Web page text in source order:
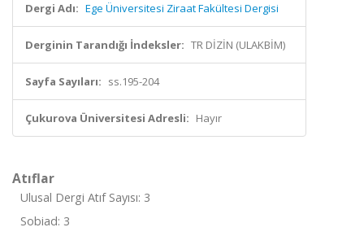
Dergi Adı: Ege Üniversitesi Ziraat Fakültesi Dergisi
Derginin Tarandığı İndeksler: TR DİZİN (ULAKBİM)
Sayfa Sayıları: ss.195-204
Çukurova Üniversitesi Adresli: Hayır
Atıflar
Ulusal Dergi Atıf Sayısı: 3
Sobiad: 3